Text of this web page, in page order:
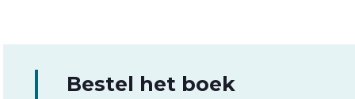
Bestel het boek